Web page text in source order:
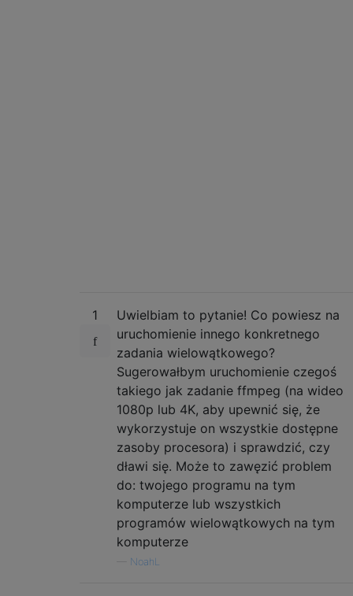
1
Uwielbiam to pytanie! Co powiesz na
uruchomienie innego konkretnego
zadania wielowątkowego?
Sugerowałbym uruchomienie czegoś
takiego jak zadanie ffmpeg (na wideo
1080p lub 4K, aby upewnić się, że
wykorzystuje on wszystkie dostępne
zasoby procesora) i sprawdzić, czy
dławi się. Może to zawęzić problem
do: twojego programu na tym
komputerze lub wszystkich
programów wielowątkowych na tym
komputerze
NoahL